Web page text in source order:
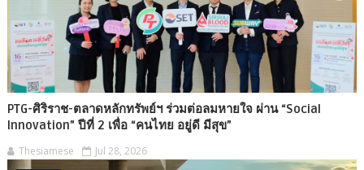
PTG-ศิริราช-ตลาดหลักทรัพย์ฯ ร่วมต่อลมหายใจ ผ่าน “Social
Innovation” ปีที่ 2 เพื่อ “คนไทย อยู่ดี มีสุข”
Thesiamese Jul 28, 2026